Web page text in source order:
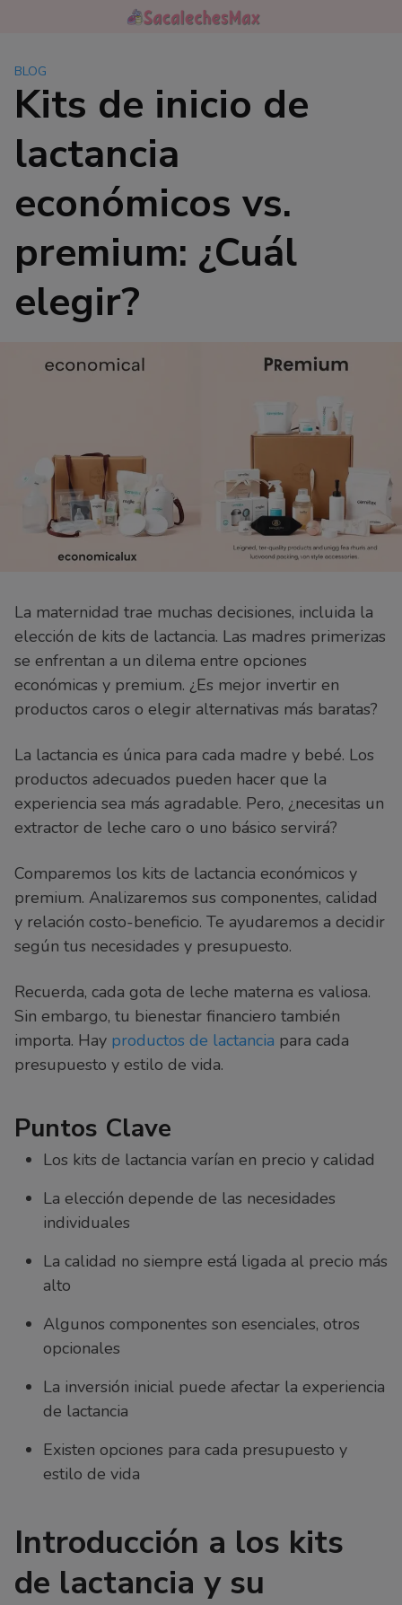
BLOG
Kits de inicio de
lactancia
económicos vs.
premium: ¿Cuál
elegir?
La maternidad trae muchas decisiones, incluida la
elección de kits de lactancia. Las madres primerizas
se enfrentan a un dilema entre opciones
económicas y premium. ¿Es mejor invertir en
productos caros o elegir alternativas más baratas?
La lactancia es única para cada madre y bebé. Los
productos adecuados pueden hacer que la
experiencia sea más agradable. Pero, ¿necesitas un
extractor de leche caro o uno básico servirá?
Comparemos los kits de lactancia económicos y
premium. Analizaremos sus componentes, calidad
y relación costo-beneficio. Te ayudaremos a decidir
según tus necesidades y presupuesto.
Recuerda, cada gota de leche materna es valiosa.
Sin embargo, tu bienestar financiero también
importa. Hay productos de lactancia para cada
presupuesto y estilo de vida.
Puntos Clave
Los kits de lactancia varían en precio y calidad
La elección depende de las necesidades
individuales
La calidad no siempre está ligada al precio más
alto
Algunos componentes son esenciales, otros
opcionales
La inversión inicial puede afectar la experiencia
de lactancia
Existen opciones para cada presupuesto y
estilo de vida
Introducción a los kits
de lactancia y su